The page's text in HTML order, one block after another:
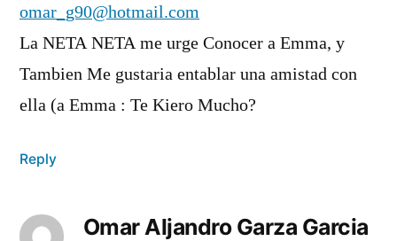
omar_g90@hotmail.com
La NETA NETA me urge Conocer a Emma, y
Tambien Me gustaria entablar una amistad con
ella (a Emma : Te Kiero Mucho?
Reply
Omar Aljandro Garza Garcia